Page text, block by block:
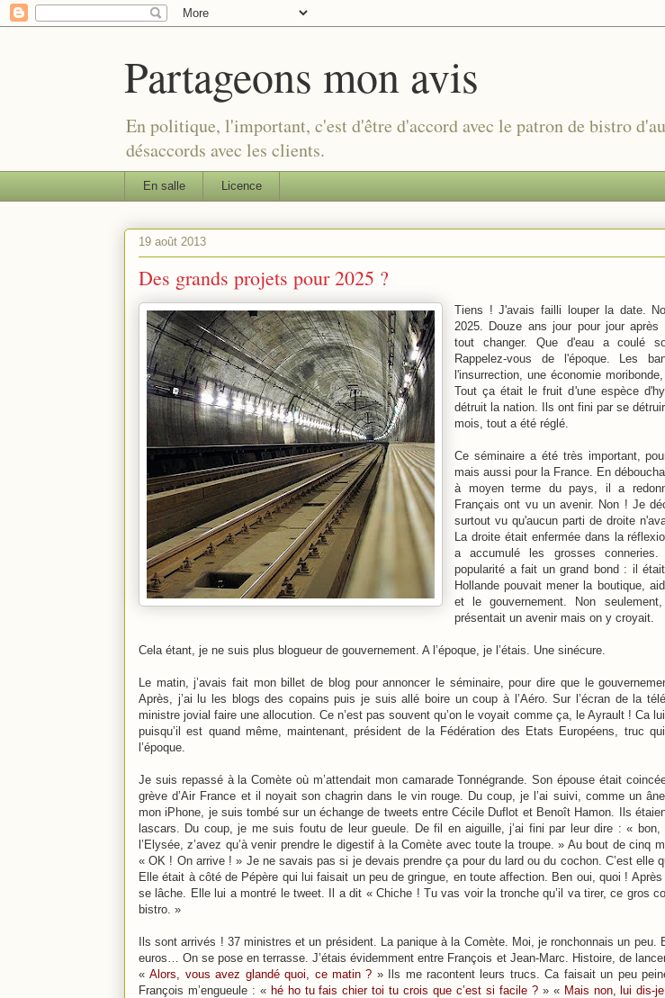
Partageons mon avis
En politique, l'important, c'est d'être d'accord avec le patron de bistro
désaccords avec les clients.
En salle Licence
19 août 2013
Des grands projets pour 2025 ?
Tiens ! J'avais failli louper la date.
2025. Douze ans jour pour jour
tout changer. Que d'eau a coulé
Rappelez-vous de l'époque. Les
l'insurrection, une économie
Tout ça était le fruit d'une espèce
détruit la nation. Ils ont fini par se
mois, tout a été réglé.
Ce séminaire a été très important,
mais aussi pour la France. En
à moyen terme du pays, il a
Français ont vu un avenir. Non ! Je
surtout vu qu'aucun parti de droite
La droite était enfermée dans la
a accumulé les grosses
popularité a fait un grand bond : il
Hollande pouvait mener la boutique,
et le gouvernement. Non
présentait un avenir mais on y croyait.
Cela étant, je ne suis plus blogueur de gouvernement. A l’époque, je l’étais. Une sinécure.
Le matin, j’avais fait mon billet de blog pour annoncer le séminaire, pour dire que le
Après, j’ai lu les blogs des copains puis je suis allé boire un coup à l’Aéro. Sur l’écran de la
ministre jovial faire une allocution. Ce n’est pas souvent qu’on le voyait comme ça, le Ayrault ! Ca lui
puisqu’il est quand même, maintenant, président de la Fédération des Etats Européens, truc
l’époque.
Je suis repassé à la Comète où m’attendait mon camarade Tonnégrande. Son épouse était
grève d’Air France et il noyait son chagrin dans le vin rouge. Du coup, je l’ai suivi, comme un
mon iPhone, je suis tombé sur un échange de tweets entre Cécile Duflot et Benoît Hamon. Ils
lascars. Du coup, je me suis foutu de leur gueule. De fil en aiguille, j’ai fini par leur dire : « bon,
l’Elysée, z’avez qu’à venir prendre le digestif à la Comète avec toute la troupe. » Au bout de cinq
« OK ! On arrive ! » Je ne savais pas si je devais prendre ça pour du lard ou du cochon. C’est elle
Elle était à côté de Pépère qui lui faisait un peu de gringue, en toute affection. Ben oui, quoi !
se lâche. Elle lui a montré le tweet. Il a dit « Chiche ! Tu vas voir la tronche qu’il va tirer, ce gros
bistro. »
Ils sont arrivés ! 37 ministres et un président. La panique à la Comète. Moi, je ronchonnais un peu.
euros… On se pose en terrasse. J’étais évidemment entre François et Jean-Marc. Histoire, de
«Alors, vous avez glandé quoi, ce matin ? » Ils me racontent leurs trucs. Ca faisait un peu
François m’engueule : « hé ho tu fais chier toi tu crois que c’est si facile ?» « Mais non, lui dis-